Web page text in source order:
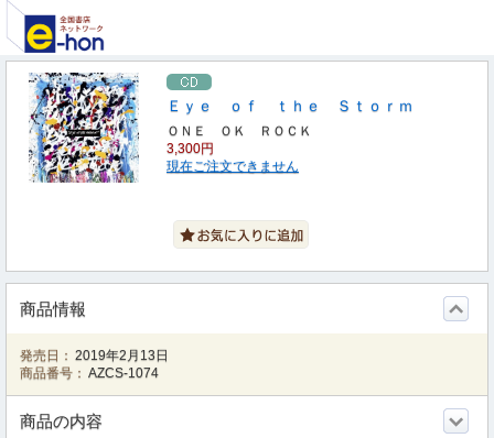
Ｅｙｅ ｏｆ ｔｈｅ Ｓｔｏｒｍ
ＯＮＥ ＯＫ ＲＯＣＫ
3,300円
現在ご注文できません
商品情報
発売日： 2019年2月13日
商品番号： AZCS-1074
商品の内容